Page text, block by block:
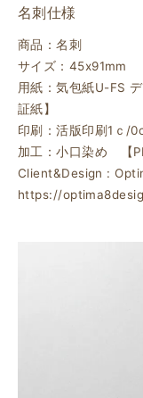
名刺仕様
商品：名刺
サイズ：45x91mm
用紙：気包紙U-FS
証紙】
印刷：活版印刷1ｃ/
加工：小口染め 【
Client&Design :
https://